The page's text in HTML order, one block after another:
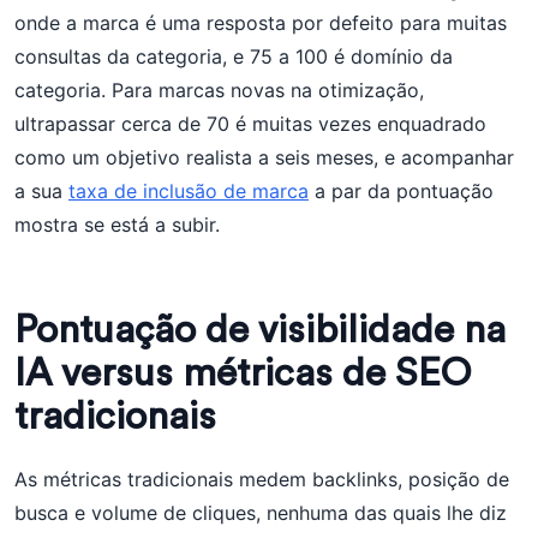
onde a marca é uma resposta por defeito para muitas
consultas da categoria, e 75 a 100 é domínio da
categoria. Para marcas novas na otimização,
ultrapassar cerca de 70 é muitas vezes enquadrado
como um objetivo realista a seis meses, e acompanhar
a sua taxa de inclusão de marca a par da pontuação
mostra se está a subir.
Pontuação de visibilidade na
IA versus métricas de SEO
tradicionais
As métricas tradicionais medem backlinks, posição de
busca e volume de cliques, nenhuma das quais lhe diz